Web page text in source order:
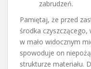
zabrudzeń.
Pamiętaj, że przed
środka
w mało widocznym
spowoduje on
strukturze materiału.